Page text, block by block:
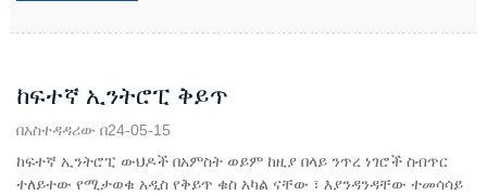
ከፍተኛ ኢንትሮፒ ቅይጥ
በአስተዳዳሪው በ24-05-15
ከፍተኛ ኢንትሮፒ ውህዶች በአምስት ወይም ከዚያ በላይ ንጥረ ነገሮች ስብጥር
ተለይተው የሚታወቁ አዲስ የቅይጥ ቁስ አካል ናቸው ፣ እያንዳንዳቸው ተመሳሳይ